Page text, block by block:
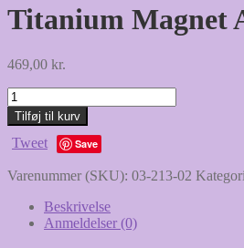
Titanium Magnet
469,00 kr.
Titanium
Magnet
Armbånd
"Cassiopeia"
Tilføj til kurv
Tweet Save
Varenummer (SKU): 03-213-02
Beskrivelse
Anmeldelser (0)